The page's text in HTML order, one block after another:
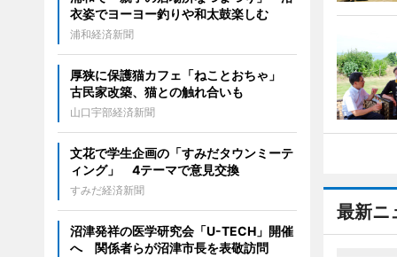
最新ニ
衣姿でヨーヨー釣りや和太鼓楽しむ
浦和経済新聞
厚狭に保護猫カフェ「ねことおちゃ」
古民家改築、猫との触れ合いも
山口宇部経済新聞
文花で学生企画の「すみだタウンミーテ
ィング」 4テーマで意見交換
すみだ経済新聞
沼津発祥の医学研究会「U-TECH」開催
へ 関係者らが沼津市長を表敬訪問